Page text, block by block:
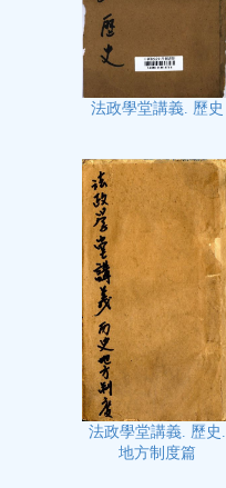
法政學堂講義. 歷史
法政學堂講義. 歷史.
地方制度篇